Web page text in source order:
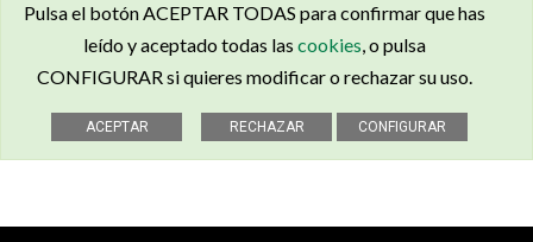
Pulsa el botón ACEPTAR TODAS para confirmar que has
leído y aceptado todas las cookies, o pulsa
CONFIGURAR si quieres modificar o rechazar su uso.